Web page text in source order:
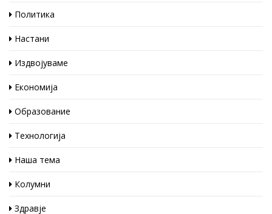
Политика
Настани
Издвојуваме
Економија
Образование
Технологија
Наша тема
Колумни
Здравје